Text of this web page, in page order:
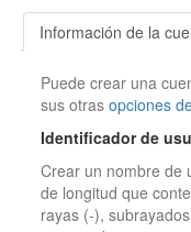
Información de la
Puede crear una
sus otrasopciones
Identificador de
Crear un nombre de
de longitud que
rayas (-),